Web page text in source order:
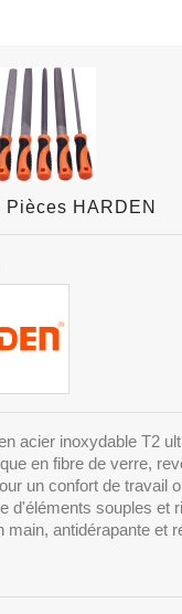
HARDEN
acier inoxydable T2
en fibre de verre,
un confort de travail
d'éléments souples et
main, antidérapante et